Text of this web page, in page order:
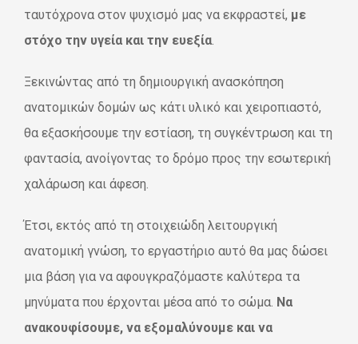
ταυτόχρονα στον ψυχισμό μας να εκφραστεί, με
στόχο την υγεία και την ευεξία
Ξεκινώντας από τη δημιουργική ανασκόπηση
ανατομικών δομών ως κάτι υλικό και χειροπιαστό,
θα εξασκήσουμε την εστίαση, τη συγκέντρωση και τη
φαντασία, ανοίγοντας το δρόμο προς την εσωτερική
χαλάρωση και άφεση.
Έτσι, εκτός από τη στοιχειώδη λειτουργική
ανατομική γνώση, το εργαστήριο αυτό θα μας δώσει
μια βάση για να αφουγκραζόμαστε καλύτερα τα
μηνύματα που έρχονται μέσα από το σώμα. Να
ανακουφίσουμε, να εξομαλύνουμε και να